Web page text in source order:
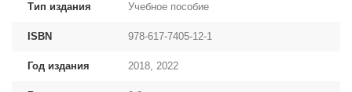
Тип издания Учебное пособие
ISBN 978-617-7405-12-1
Год издания 2018, 2022